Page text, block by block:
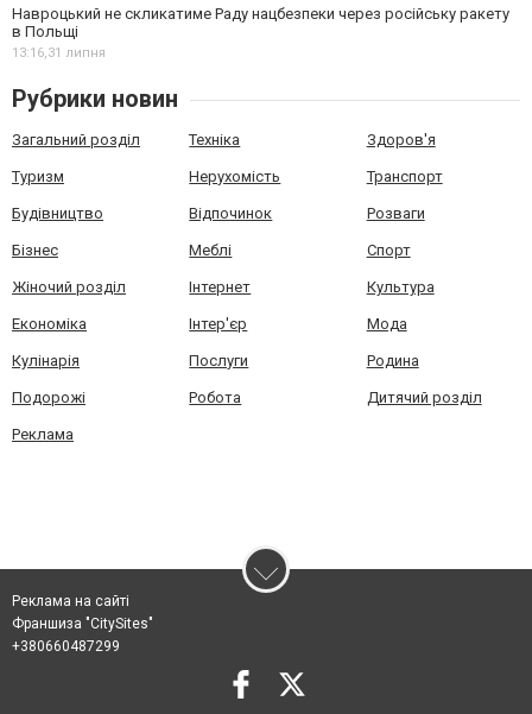
Навроцький не скликатиме Раду нацбезпеки через російську ракету
в Польщі
13:16,31 липня
Рубрики новин
Загальний розділ Техніка Здоров'я
Туризм Нерухомість Транспорт
Будівництво Відпочинок Розваги
Бізнес Меблі Спорт
Жіночий розділ Інтернет Культура
Економіка Інтер'єр Мода
Кулінарія Послуги Родина
Подорожі Робота Дитячий розділ
Реклама
Реклама на сайті
Франшиза "CitySites"
+380660487299